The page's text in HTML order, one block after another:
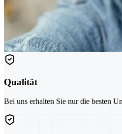
Qualität
Bei uns erhalten Sie nur die besten